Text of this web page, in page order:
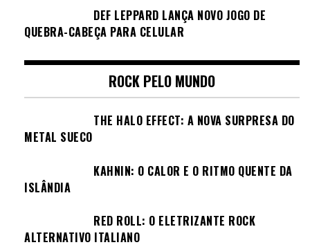
DEF LEPPARD LANÇA NOVO JOGO DE
QUEBRA-CABEÇA PARA CELULAR
ROCK PELO MUNDO
THE HALO EFFECT: A NOVA SURPRESA DO
METAL SUECO
KAHNIN: O CALOR E O RITMO QUENTE DA
ISLÂNDIA
RED ROLL: O ELETRIZANTE ROCK
ALTERNATIVO ITALIANO